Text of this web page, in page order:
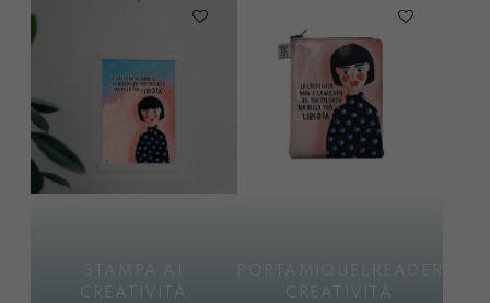
CREATIVITÀ
PORTAMIQUELREADER
CREATIVITÀ